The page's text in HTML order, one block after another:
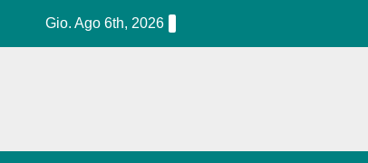
Gio. Ago 6th, 2026